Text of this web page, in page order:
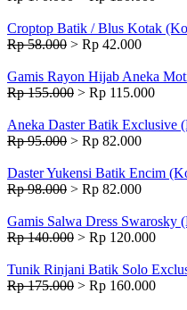
Croptop Batik / Blus Kotak
Rp 58.000 > Rp 42.000
Gamis Rayon Hijab Aneka
Rp 155.000 > Rp 115.000
Aneka Daster Batik Exclusive
Rp 95.000 > Rp 82.000
Daster Yukensi Batik Encim
Rp 98.000 > Rp 82.000
Gamis Salwa Dress Swarosky
Rp 140.000 > Rp 120.000
Tunik Rinjani Batik Solo
Rp 175.000 > Rp 160.000